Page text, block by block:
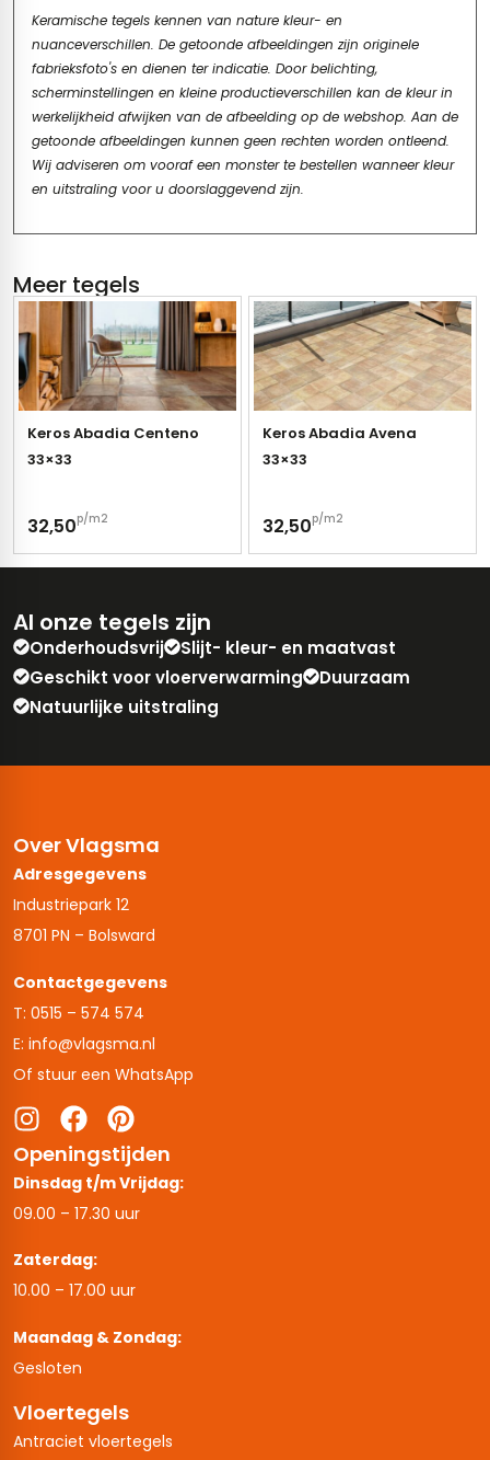
Keramische tegels kennen van nature kleur- en
nuanceverschillen. De getoonde afbeeldingen zijn originele
fabrieksfoto's en dienen ter indicatie. Door belichting,
scherminstellingen en kleine productieverschillen kan de kleur in
werkelijkheid afwijken van de afbeelding op de webshop. Aan de
getoonde afbeeldingen kunnen geen rechten worden ontleend.
Wij adviseren om vooraf een monster te bestellen wanneer kleur
en uitstraling voor u doorslaggevend zijn.
Meer tegels
Keros Abadia Centeno
33×33
32,50p/m2
Keros Abadia Avena
33×33
32,50p/m2
Al onze tegels zijn
Onderhoudsvrij
Slijt- kleur- en maatvast
Geschikt voor vloerverwarming
Duurzaam
Natuurlijke uitstraling
Over Vlagsma
Adresgegevens
Industriepark 12
8701 PN – Bolsward
Contactgegevens
T: 0515 – 574 574
E: info@vlagsma.nl
Of stuur een WhatsApp
Openingstijden
Dinsdag t/m Vrijdag:
09.00 – 17.30 uur
Zaterdag:
10.00 – 17.00 uur
Maandag & Zondag:
Gesloten
Vloertegels
Antraciet vloertegels